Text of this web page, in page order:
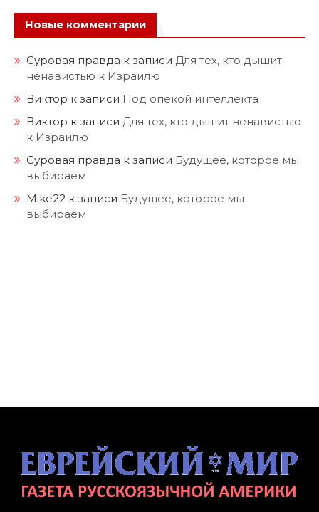
Новые комментарии
Суровая правда к записи Для тех, кто дышит
ненавистью к Израилю
Виктор к записи Под опекой интеллекта
Виктор к записи Для тех, кто дышит ненавистью
к Израилю
Суровая правда к записи Будущее, которое мы
выбираем
Mike22 к записи Будущее, которое мы
выбираем